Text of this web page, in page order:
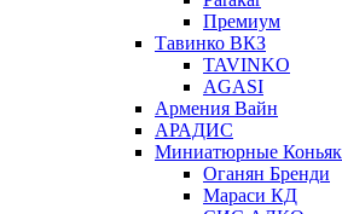
Премиум
Тавинко ВКЗ
TAVINKO
AGASI
Армения Вайн
АРАДИС
Миниатюрные
Оганян Бренди
Мараси КД